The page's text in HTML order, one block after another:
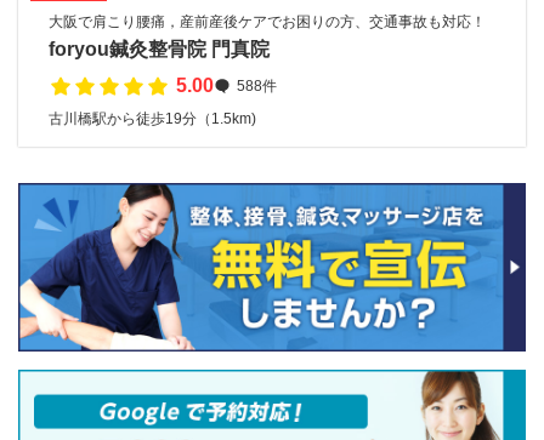
大阪で肩こり腰痛，産前産後ケアでお困りの方、交通事故も対応！
foryou鍼灸整骨院 門真院
5.00
588件
古川橋駅から徒歩19分（1.5km)